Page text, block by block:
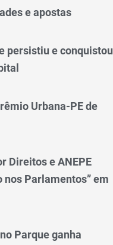
e apostas
persistiu e conquistou
Urbana-PE de
Direitos e ANEPE
nos Parlamentos” em
Parque ganha